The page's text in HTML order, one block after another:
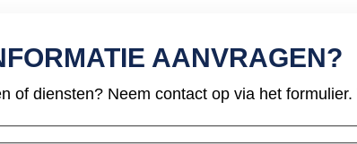
AANVRAGEN?
of diensten? Neem contact op via het